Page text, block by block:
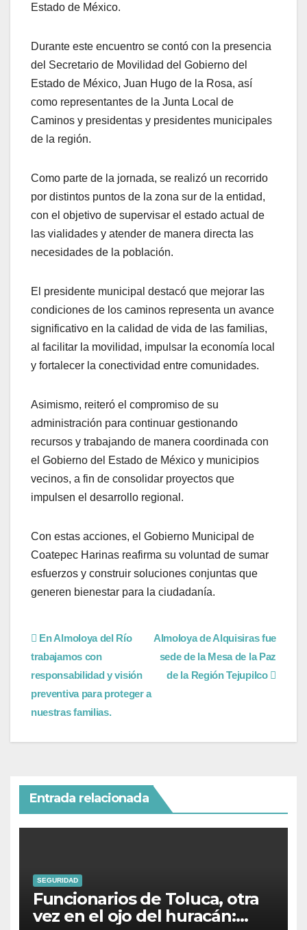
Estado de México.
Durante este encuentro se contó con la presencia
del Secretario de Movilidad del Gobierno del
Estado de México, Juan Hugo de la Rosa, así
como representantes de la Junta Local de
Caminos y presidentas y presidentes municipales
de la región.
Como parte de la jornada, se realizó un recorrido
por distintos puntos de la zona sur de la entidad,
con el objetivo de supervisar el estado actual de
las vialidades y atender de manera directa las
necesidades de la población.
El presidente municipal destacó que mejorar las
condiciones de los caminos representa un avance
significativo en la calidad de vida de las familias,
al facilitar la movilidad, impulsar la economía local
y fortalecer la conectividad entre comunidades.
Asimismo, reiteró el compromiso de su
administración para continuar gestionando
recursos y trabajando de manera coordinada con
el Gobierno del Estado de México y municipios
vecinos, a fin de consolidar proyectos que
impulsen el desarrollo regional.
Con estas acciones, el Gobierno Municipal de
Coatepec Harinas reafirma su voluntad de sumar
esfuerzos y construir soluciones conjuntas que
generen bienestar para la ciudadanía.
Almoloya de Alquisiras fue
sede de la Mesa de la Paz
de la Región Tejupilco
En Almoloya del Río
trabajamos con
responsabilidad y visión
preventiva para proteger a
nuestras familias.
Entrada relacionada
SEGURIDAD
Funcionarios de Toluca, otra
vez en el ojo del huracán: